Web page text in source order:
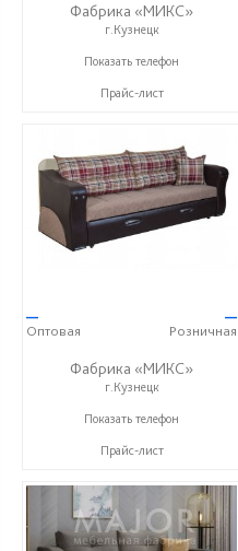
Фабрика «МИКС»
г.Кузнецк
+7 (937) 423-36-37
Показать телефон
Прайс-лист
—
Оптовая
—
Розничная
Фабрика «МИКС»
г.Кузнецк
+7 (937) 423-36-37
Показать телефон
Прайс-лист